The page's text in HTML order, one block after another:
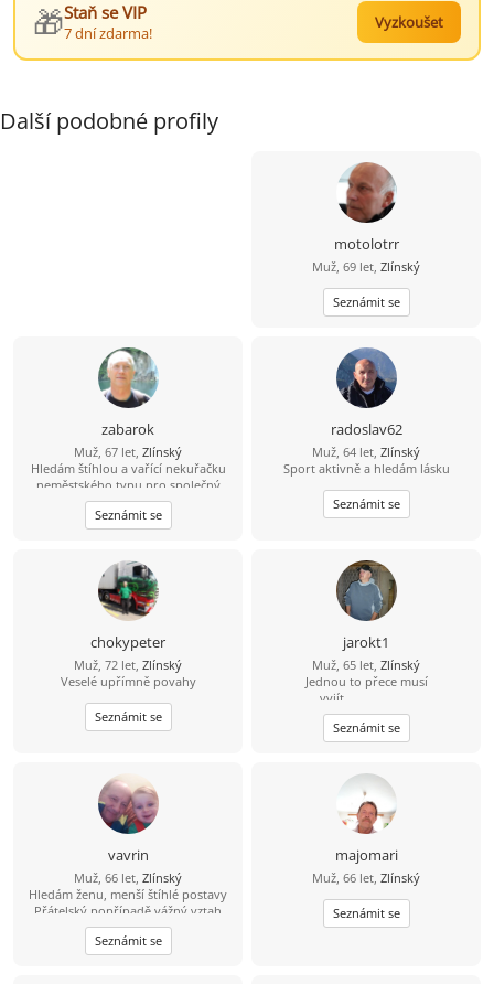
🎁Staň se VIP
7 dní zdarma!
Vyzkoušet
Další podobné profily
motolotrr
Muž, 69 let, Zlínský
Seznámit se
zabarok
Muž, 67 let, Zlínský
Hledám štíhlou a vařící nekuřačku
neměstského typu pro společný
život.
Seznámit se
radoslav62
Muž, 64 let, Zlínský
Sport aktivně a hledám lásku
Seznámit se
chokypeter
Muž, 72 let, Zlínský
Veselé upřímně povahy
Seznámit se
jarokt1
Muž, 65 let, Zlínský
Jednou to přece musí
vyjít.....................
Seznámit se
vavrin
Muž, 66 let, Zlínský
Hledám ženu, menší štíhlé postavy
Přátelský popřípadě vážný vztah
Seznámit se
majomari
Muž, 66 let, Zlínský
Seznámit se